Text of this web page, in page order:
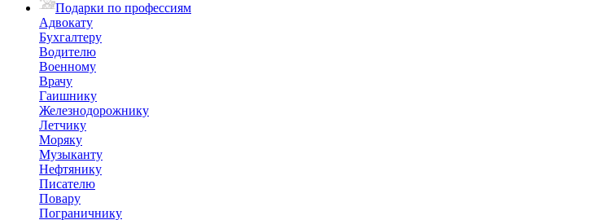
Подарки по профессиям
Адвокату
Бухгалтеру
Водителю
Военному
Врачу
Гаишнику
Железнодорожнику
Летчику
Моряку
Музыканту
Нефтянику
Писателю
Повару
Пограничнику